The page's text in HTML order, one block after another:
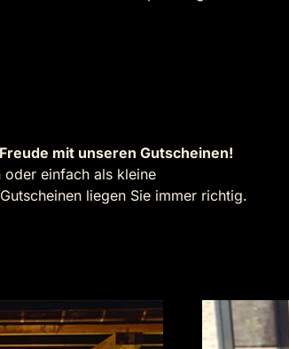
mit unseren Gutscheinen!
oder einfach als kleine
liegen Sie immer richtig.